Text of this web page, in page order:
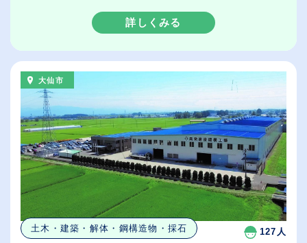
詳しくみる
大仙市
土木・建築・解体・鋼構造物・採石 127人